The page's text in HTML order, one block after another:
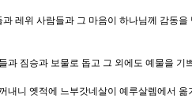
레위 사람들과 그 마음이 하나님께 감동
과 짐승과 보물로 돕고 그 외에도 예물을 기
내니 옛적에 느부갓네살이 예루살렘에서